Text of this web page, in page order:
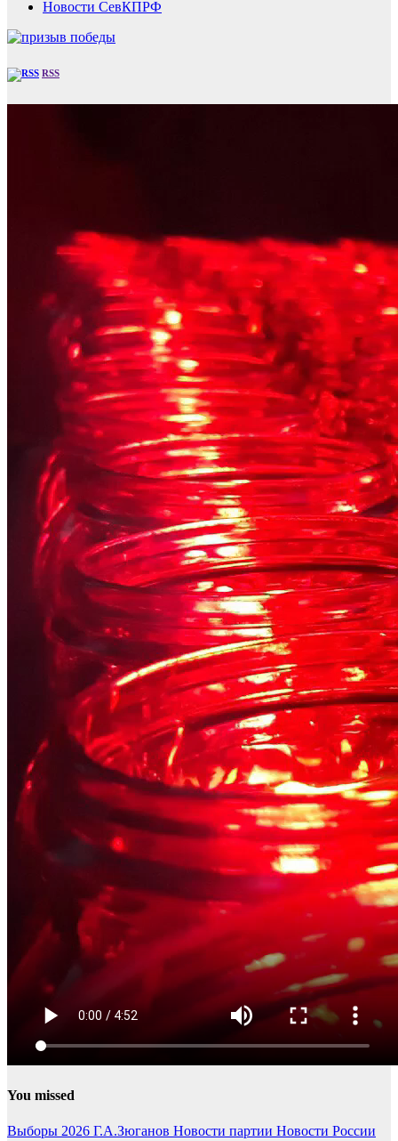
Новости СевКПРФ
RSS
You missed
Выборы 2026 Г.А.Зюганов Новости партии Новости России